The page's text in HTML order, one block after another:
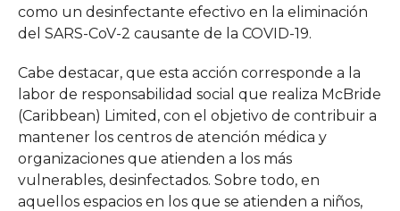
como un desinfectante efectivo en la eliminación
del SARS-CoV-2 causante de la COVID-19.
Cabe destacar, que esta acción corresponde a la
labor de responsabilidad social que realiza McBride
(Caribbean) Limited, con el objetivo de contribuir a
mantener los centros de atención médica y
organizaciones que atienden a los más
vulnerables, desinfectados. Sobre todo, en
aquellos espacios en los que se atienden a niños,